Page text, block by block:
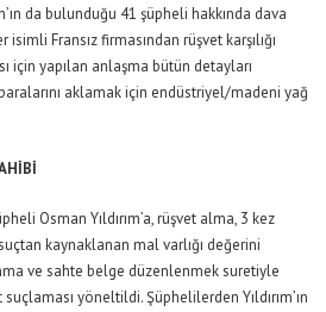
da bulunduğu 41 şüpheli hakkında dava
Fransız firmasından rüşvet karşılığı
için yapılan anlaşma bütün detayları
aklamak için endüstriyel/madeni yağ
Osman Yıldırım’a, rüşvet alma, 3 kez
kaynaklanan mal varlığı değerini
ve sahte belge düzenlenmek suretiyle
yöneltildi. Şüphelilerden Yıldırım’ın